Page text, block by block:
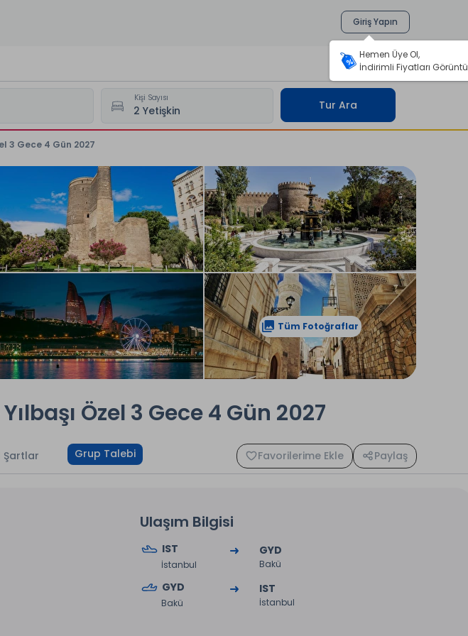
Giriş Yapın
Kişi Sayısı
Tur Ara
3 Gece 4 Gün 2027
Tüm Fotoğraflar
Özel 3 Gece 4 Gün 2027
Şartlar Grup Talebi Favorilerime Ekle Paylaş
Ulaşım Bilgisi
IST
İstanbul
GYD
Bakü
GYD
Bakü
IST
İstanbul
Hemen Üye Ol,
İndirimli Fiyatları